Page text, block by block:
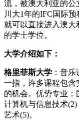
流，被澳大利亚的公
川大1年的IFC国际
就可以直接进入澳
的学士学位。
大学介绍如下：
格里菲斯大学 ：音
一指，许多课程包含
的机会。优势专业：
计算机与信息技术
艺术(5)。